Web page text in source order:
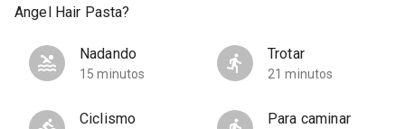
Angel Hair Pasta?
Nadando
15 minutos
Trotar
21 minutos
Ciclismo Para caminar